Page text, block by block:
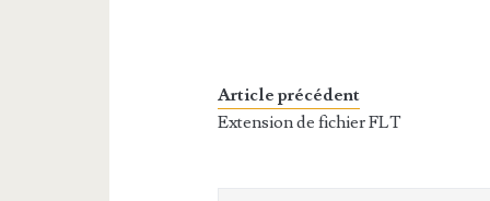
Article précédent
Extension de fichier FLT